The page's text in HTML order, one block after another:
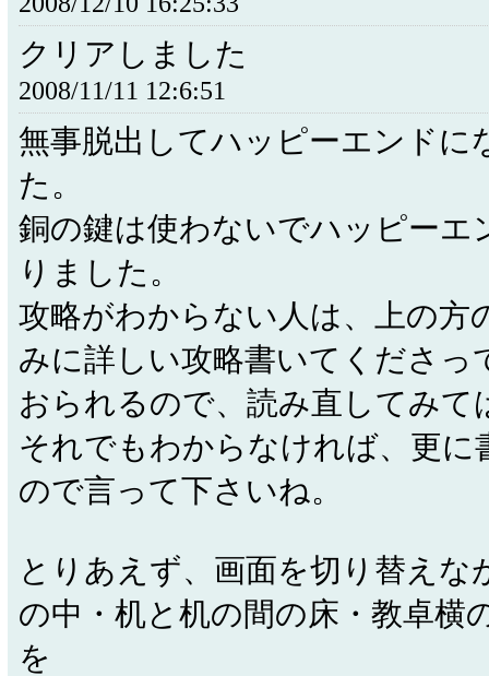
クリアしました
2008/11/11 12:6:51
無事脱出してハッピーエンドに
た。
銅の鍵は使わないでハッピーエ
りました。
攻略がわからない人は、上の方
みに詳しい攻略書いてくださっ
おられるので、読み直してみて
それでもわからなければ、更に
ので言って下さいね。
とりあえず、画面を切り替えな
の中・机と机の間の床・教卓横
を